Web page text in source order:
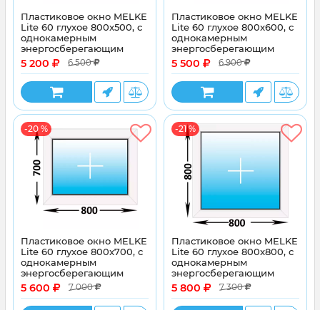
Пластиковое окно MELKE
Lite 60 глухое 800x500, с
однокамерным
энергосберегающим
стеклопакетом
5 200 6 500
Пластиковое окно MELKE
Lite 60 глухое 800x600, с
однокамерным
энергосберегающим
стеклопакетом
5 500 6 900
-20 %
Пластиковое окно MELKE
Lite 60 глухое 800x700, с
однокамерным
энергосберегающим
стеклопакетом
5 600 7 000
-21 %
Пластиковое окно MELKE
Lite 60 глухое 800x800, с
однокамерным
энергосберегающим
стеклопакетом
5 800 7 300